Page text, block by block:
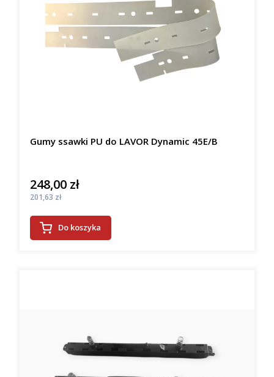
Gumy ssawki PU do LAVOR Dynamic 45E/B
Cena
248,00 zł
Cena
201,63 zł
Do koszyka